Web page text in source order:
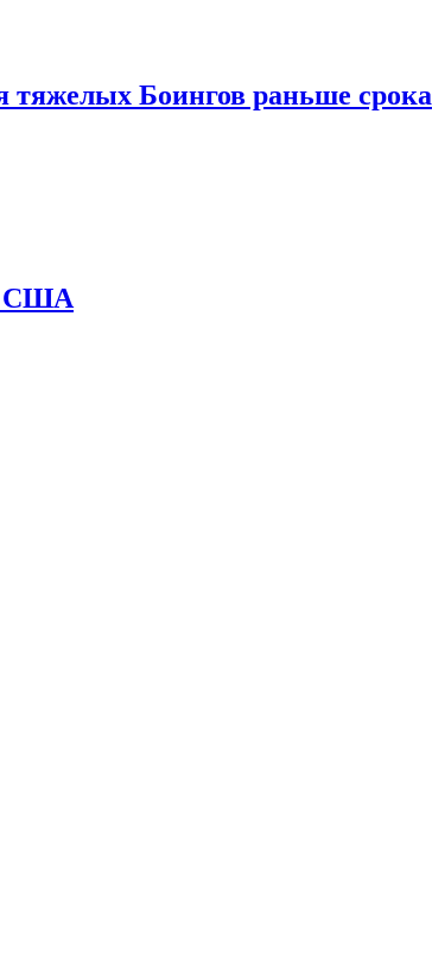
тяжелых Боингов раньше срока
США